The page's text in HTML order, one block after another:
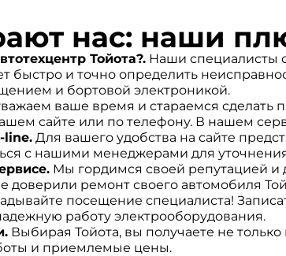
нас: наши
Тойота?.Наши специалисты
быстро и точно определить
и бортовой электроникой.
ваше время и стараемся сделать
сайте или по телефону. В нашем
line.Для вашего удобства на сайте
с нашими менеджерами для
Мы гордимся своей репутацией и
доверили ремонт своего автомобиля
посещение специалиста!
работу электрооборудования.
Выбирая Тойота, вы получаете не
и приемлемые цены.